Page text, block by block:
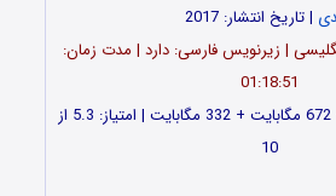
| تاریخ انتشار: 2017
| زیرنویس فارسی: دارد | مدت زمان:
01:18:51
حجم: 1.29 گیگابایت + 672 مگابایت + 332 مگابایت | امتیاز: 5.3 از
10